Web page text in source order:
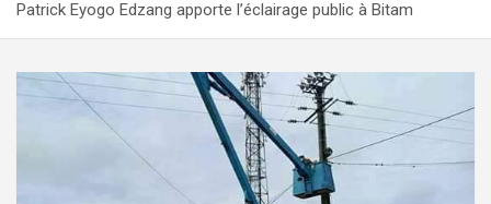
Patrick Eyogo Edzang apporte l’éclairage public à Bitam